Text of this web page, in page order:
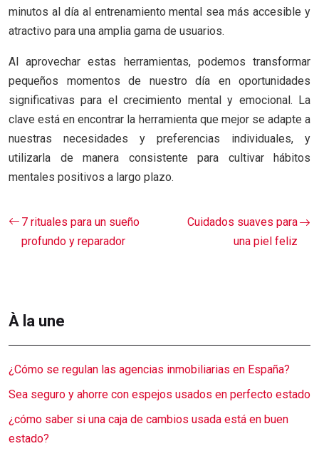
minutos al día al entrenamiento mental sea más accesible y
atractivo para una amplia gama de usuarios.
Al aprovechar estas herramientas, podemos transformar
pequeños momentos de nuestro día en oportunidades
significativas para el crecimiento mental y emocional. La
clave está en encontrar la herramienta que mejor se adapte a
nuestras necesidades y preferencias individuales, y
utilizarla de manera consistente para cultivar hábitos
mentales positivos a largo plazo.
7 rituales para un sueño
profundo y reparador
Cuidados suaves para
una piel feliz
À la une
¿Cómo se regulan las agencias inmobiliarias en España?
Sea seguro y ahorre con espejos usados en perfecto estado
¿cómo saber si una caja de cambios usada está en buen
estado?